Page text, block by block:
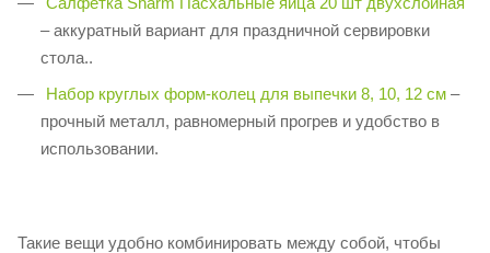
– аккуратный вариант для праздничной сервировки
стола..
Набор круглых форм-колец для выпечки 8, 10, 12 см –
прочный металл, равномерный прогрев и удобство в
использовании.
Такие вещи удобно комбинировать между собой, чтобы